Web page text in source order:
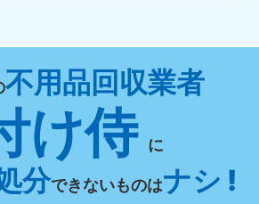
不用品回収業者
け侍 に
分できないものはナシ !